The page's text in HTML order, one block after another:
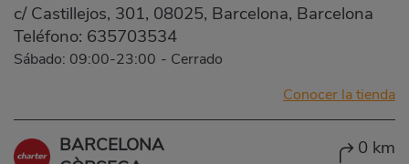
c/ Castillejos, 301, 08025, Barcelona, Barcelona
Teléfono: 635703534
Sábado: 09:00-23:00 - Cerrado
Conocer la tienda
BARCELONA
0 km